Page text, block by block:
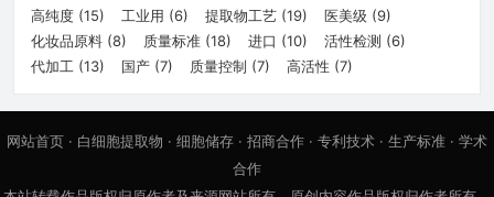
高纯度 (15) 工业用 (6) 提取物工艺 (19) 医美级 (9)
化妆品原料 (8) 质量标准 (18) 进口 (10) 活性检测 (6)
代加工 (13) 国产 (7) 质量控制 (7) 高活性 (7)
网站首页 · 白细胞提取物 · 细胞储存 · 招商合作 · 专利技术 · 生产标准 · 学术
合作